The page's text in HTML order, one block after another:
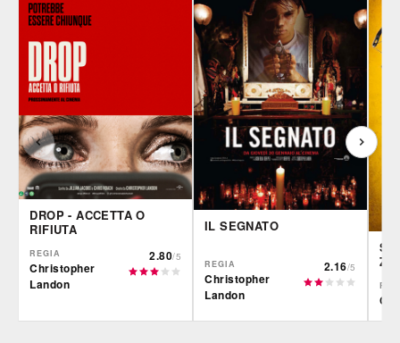
DROP - ACCETTA O
RIFIUTA
REGIA
Christopher
Landon
2.80/5
IL SEGNATO
REGIA
Christopher
Landon
2.16/5